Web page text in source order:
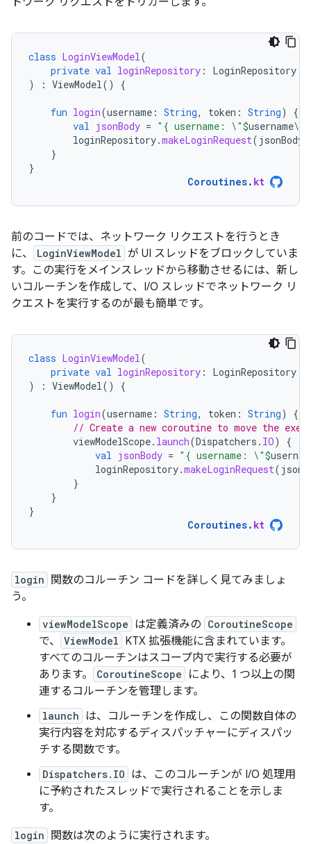
class LoginViewModel(
private val loginRepository :
LoginRepository
)
: ViewModel() {
fun login(username : String, token : String)
{
val jsonBody = "{ username: \"$username\",
loginRepository.makeLoginRequest( jsonBody
}
}
Coroutines. kt
前のコードでは、ネットワーク リクエストを行うとき
に、
LoginViewModel が UI スレッドをブロックしていま
す。この実行をメインスレッドから移動させるには、新し
いコルーチンを作成して、I/O スレッドでネットワーク リ
クエストを実行するのが最も簡単です。
class LoginViewModel(
private val loginRepository :
LoginRepository
)
: ViewModel() {
fun login(username : String, token : String)
{
// Create a new coroutine to move the
viewModelScope. launch(Dispatchers . IO)
{
val jsonBody = "{ username: \"$
loginRepository.makeLoginRequest(
}
}
}
Coroutines. kt
login
関数のコルーチン コードを詳しく見てみましょ
う。
viewModelScope は定義済みの CoroutineScope
で、 ViewModel KTX 拡張機能に含まれています。
すべてのコルーチンはスコープ内で実行する必要が
あります。
CoroutineScope
により、1 つ以上の関
連するコルーチンを管理します。
launch は、コルーチンを作成し、この関数自体の
実行内容を対応するディスパッチャーにディスパッ
チする関数です。
Dispatchers.IO は、このコルーチンが I/O 処理用
に予約されたスレッドで実行されることを示しま
す。
login
関数は次のように実行されます。